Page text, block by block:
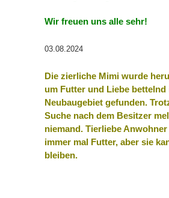
Wir freuen uns alle sehr!
03.08.2024
Die zierliche Mimi wurde
um Futter und Liebe bettelnd
Neubaugebiet gefunden.
Suche nach dem Besitzer
niemand. Tierliebe
immer mal Futter, aber sie
bleiben.